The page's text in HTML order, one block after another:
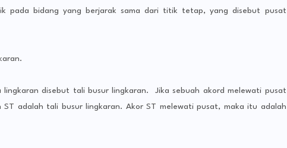
pada bidang yang berjarak sama dari titik tetap, yang disebut pusat
lingkaran disebut tali busur lingkaran. Jika sebuah akord melewati pusat
adalah tali busur lingkaran. Akor ST melewati pusat, maka itu adalah